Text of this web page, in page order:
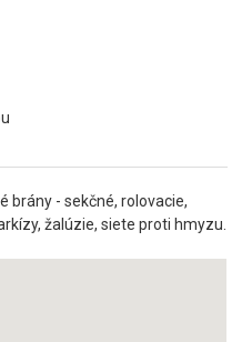
brány - sekčné, rolovacie,
žalúzie, siete proti hmyzu.